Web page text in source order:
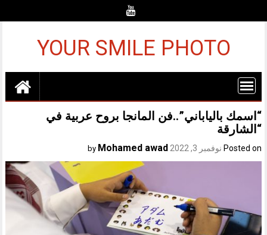
YOUR SMILE PHOTO
“اسمك بالياباني”..فن المانجا بروح عربية في
“الشارقة
Posted on نوفمبر 3, 2022 Mohamed awad